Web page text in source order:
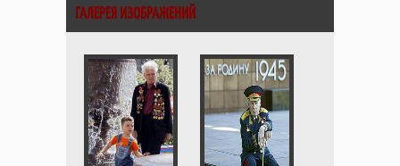
ГАЛЕРЕЯ ИЗОБРАЖЕНИЙ